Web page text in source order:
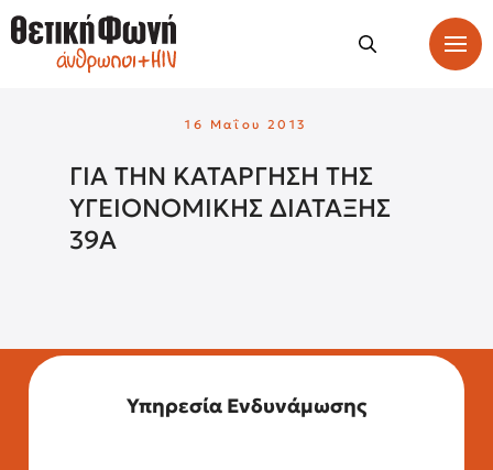
16 Μαΐου 2013
ΓΙΑ ΤΗΝ ΚΑΤΑΡΓΗΣΗ ΤΗΣ
ΥΓΕΙΟΝΟΜΙΚΗΣ ΔΙΑΤΑΞΗΣ
39Α
Υπηρεσία Ενδυνάμωσης